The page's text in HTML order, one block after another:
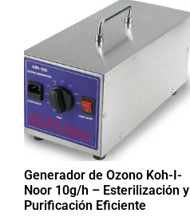
Generador de Ozono Koh-I-
Noor 10g/h – Esterilización y
Purificación Eficiente